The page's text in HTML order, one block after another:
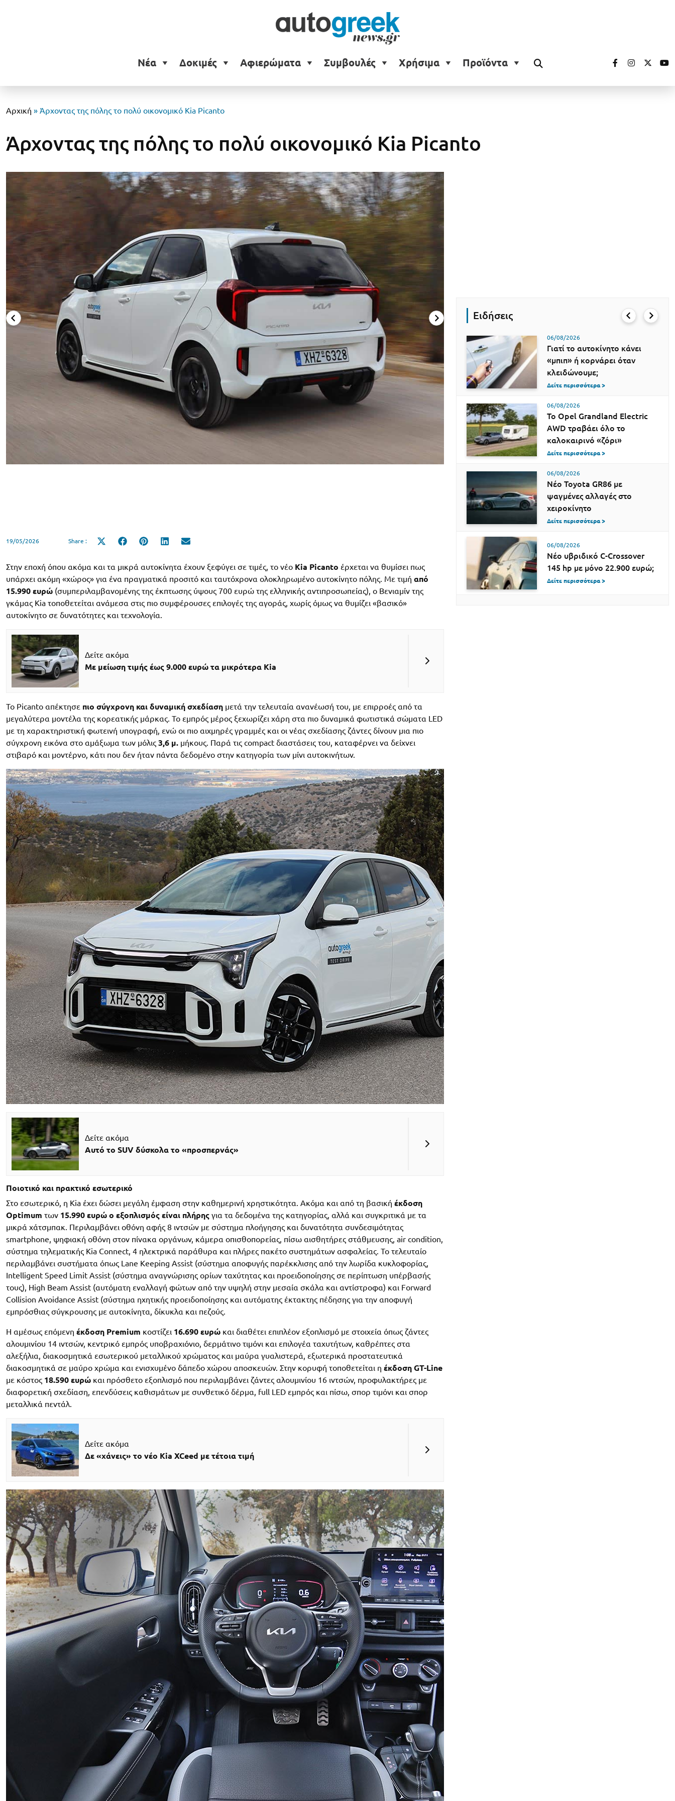
Νέα Δοκιμές Αφιερώματα Συμβουλές Χρήσιμα Προϊόντα
Αρχική » Άρχοντας της πόλης το πολύ οικονομικό Kia Picanto
Άρχοντας της πόλης το πολύ οικονομικό Kia Picanto
19/05/2026 Share :
Share
Share
Share
Share
Στην εποχή όπου ακόμα και τα μικρά αυτοκίνητα έχουν ξεφύγει σε τιμές, το νέο Kia Picanto έρχεται να θυμίσει πως
υπάρχει ακόμη «χώρος» για ένα πραγματικά προσιτό και ταυτόχρονα ολοκληρωμένο αυτοκίνητο πόλης. Με τιμή από
15.990 ευρώ (συμπεριλαμβανομένης της έκπτωσης ύψους 700 ευρώ της ελληνικής αντιπροσωπείας), ο Βενιαμίν της
γκάμας Kia τοποθετείται ανάμεσα στις πιο συμφέρουσες επιλογές της αγοράς, χωρίς όμως να θυμίζει «βασικό»
αυτοκίνητο σε δυνατότητες και τεχνολογία.
Δείτε ακόμα
Με μείωση τιμής έως 9.000 ευρώ τα μικρότερα Kia
Το Picanto απέκτησε πιο σύγχρονη και δυναμική σχεδίαση μετά την τελευταία ανανέωσή του, με επιρροές από τα
μεγαλύτερα μοντέλα της κορεατικής μάρκας. Το εμπρός μέρος ξεχωρίζει χάρη στα πιο δυναμικά φωτιστικά σώματα LED
με τη χαρακτηριστική φωτεινή υπογραφή, ενώ οι πιο αιχμηρές γραμμές και οι νέας σχεδίασης ζάντες δίνουν μια πιο
σύγχρονη εικόνα στο αμάξωμα των μόλις 3,6 μ. μήκους. Παρά τις compact διαστάσεις του, καταφέρνει να δείχνει
στιβαρό και μοντέρνο, κάτι που δεν ήταν πάντα δεδομένο στην κατηγορία των μίνι αυτοκινήτων.
Δείτε ακόμα
Αυτό το SUV δύσκολα το «προσπερνάς»
Ποιοτικό και πρακτικό εσωτερικό
Στο εσωτερικό, η Kia έχει δώσει μεγάλη έμφαση στην καθημερινή χρηστικότητα. Ακόμα και από τη βασική έκδοση
Optimum των 15.990 ευρώ ο εξοπλισμός είναι πλήρης για τα δεδομένα της κατηγορίας, αλλά και συγκριτικά με τα
μικρά χάτσμπακ. Περιλαμβάνει οθόνη αφής 8 ιντσών με σύστημα πλοήγησης και δυνατότητα συνδεσιμότητας
smartphone, ψηφιακή οθόνη στον πίνακα οργάνων, κάμερα οπισθοπορείας, πίσω αισθητήρες στάθμευσης, air condition,
σύστημα τηλεματικής Kia Connect, 4 ηλεκτρικά παράθυρα και πλήρες πακέτο συστημάτων ασφαλείας. Το τελευταίο
περιλαμβάνει συστήματα όπως Lane Keeping Assist (σύστημα αποφυγής παρέκκλισης από την λωρίδα κυκλοφορίας,
Intelligent Speed Limit Assist (σύστημα αναγνώρισης ορίων ταχύτητας και προειδοποίησης σε περίπτωση υπέρβασής
τους), High Beam Assist (αυτόματη εναλλαγή φώτων από την υψηλή στην μεσαία σκάλα και αντίστροφα) και Forward
Collision Avoidance Assist (σύστημα ηχητικής προειδοποίησης και αυτόματης έκτακτης πέδησης για την αποφυγή
εμπρόσθιας σύγκρουσης με αυτοκίνητα, δίκυκλα και πεζούς.
Η αμέσως επόμενη έκδοση Premium κοστίζει 16.690 ευρώ και διαθέτει επιπλέον εξοπλισμό με στοιχεία όπως ζάντες
αλουμινίου 14 ιντσών, κεντρικό εμπρός υποβραχιόνιο, δερμάτινο τιμόνι και επιλογέα ταχυτήτων, καθρέπτες στα
αλεξήλια, διακοσμητικά εσωτερικού μεταλλικού χρώματος και μαύρα γυαλιστερά, εξωτερικά προστατευτικά
διακοσμητικά σε μαύρο χρώμα και ενισχυμένο δάπεδο χώρου αποσκευών. Στην κορυφή τοποθετείται η έκδοση GT-Line
με κόστος 18.590 ευρώ και πρόσθετο εξοπλισμό που περιλαμβάνει ζάντες αλουμινίου 16 ιντσών, προφυλακτήρες με
διαφορετική σχεδίαση, επενδύσεις καθισμάτων με συνθετικό δέρμα, full LED εμπρός και πίσω, σπορ τιμόνι και σπορ
μεταλλικά πεντάλ.
Δείτε ακόμα
Δε «χάνεις» το νέο Kia XCeed με τέτοια τιμή
Ειδήσεις
06/08/2026
Γιατί το αυτοκίνητο κάνει
«μπιπ» ή κορνάρει όταν
κλειδώνουμε;
Δείτε περισσότερα >
06/08/2026
Το Opel Grandland Electric
AWD τραβάει όλο το
καλοκαιρινό «ζόρι»
Δείτε περισσότερα >
06/08/2026
Νέο Toyota GR86 με
ψαγμένες αλλαγές στο
χειροκίνητο
Δείτε περισσότερα >
06/08/2026
Νέο υβριδικό C-Crossover
145 hp με μόνο 22.900 ευρώ;
Δείτε περισσότερα >